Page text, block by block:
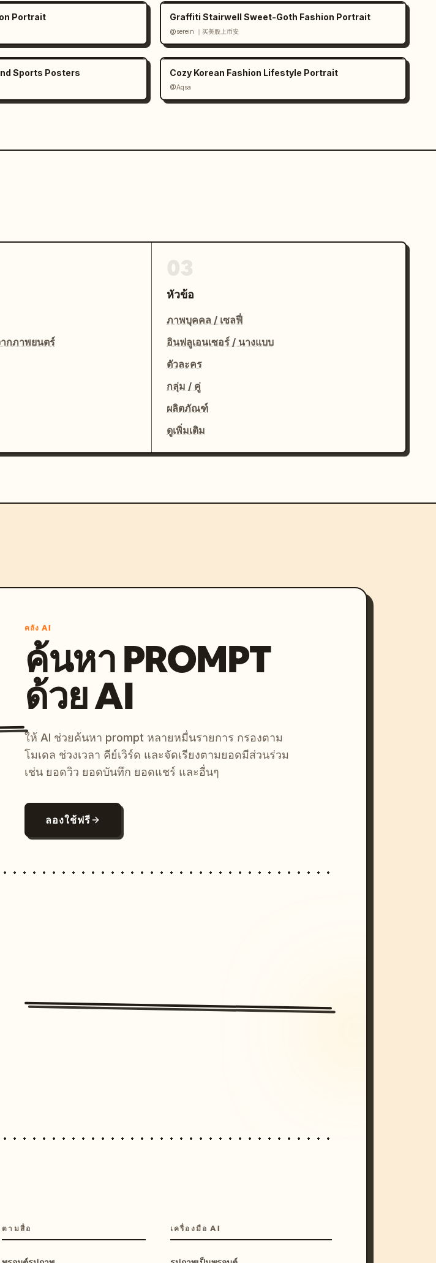
Portrait Graffiti Stairwell Sweet-Goth Fashion Portrait
@serein ｜买美股上币安
Sports Posters Cozy Korean Fashion Lifestyle Portrait
@Aqsa
กภาพยนตร์
หัวข้อ
ภาพบุคคล / เซลฟี่
อินฟลูเอนเซอร์ / นางแบบ
ตัวละคร
กลุ่ม / คู่
ผลิตภัณฑ์
ดูเพิ่มเติม
คลัง AI
ค้นหา PROMPT
ด้วย AI
ให้ AI ช่วยค้นหา prompt หลายหมื่นรายการ กรองตาม
โมเดล ช่วงเวลา คีย์เวิร์ด และจัดเรียงตามยอดมีส่วนร่วม
เช่น ยอดวิว ยอดบันทึก ยอดแชร์ และอื่นๆ
ลองใช้ฟรี
ตามสื่อ เครื่องมือ AI